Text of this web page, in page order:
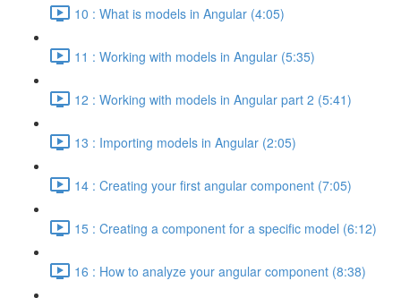
10 : What is models in Angular (4:05)
11 : Working with models in Angular (5:35)
12 : Working with models in Angular part 2 (5:41)
13 : Importing models in Angular (2:05)
14 : Creating your first angular component (7:05)
15 : Creating a component for a specific model (6:12)
16 : How to analyze your angular component (8:38)